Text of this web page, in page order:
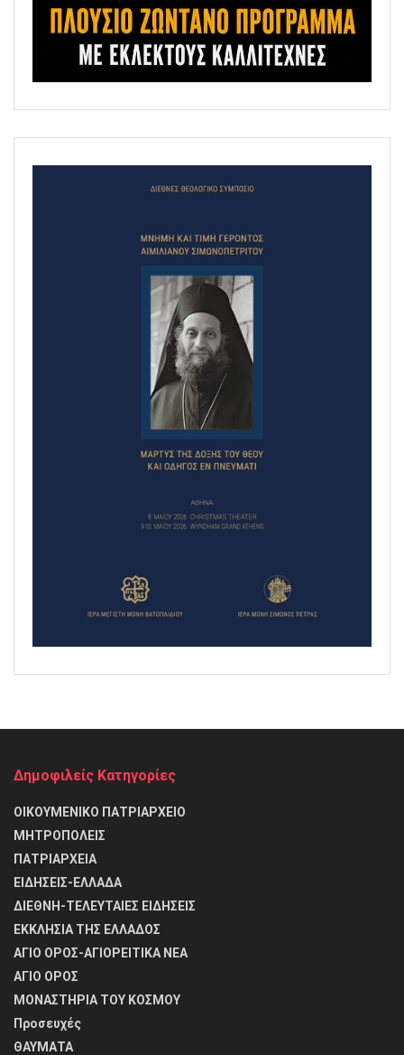
Δημοφιλείς Κατηγορίες
ΟΙΚΟΥΜΕΝΙΚΟ ΠΑΤΡΙΑΡΧΕΙΟ
ΜΗΤΡΟΠΟΛΕΙΣ
ΠΑΤΡΙΑΡΧΕΙΑ
ΕΙΔΗΣΕΙΣ-ΕΛΛΑΔΑ
ΔΙΕΘΝΗ-ΤΕΛΕΥΤΑΙΕΣ ΕΙΔΗΣΕΙΣ
ΕΚΚΛΗΣΙΑ ΤΗΣ ΕΛΛΑΔΟΣ
ΑΓΙΟ ΟΡΟΣ-ΑΓΙΟΡΕΙΤΙΚΑ ΝΕΑ
ΑΓΙΟ ΟΡΟΣ
ΜΟΝΑΣΤΗΡΙΑ ΤΟΥ ΚΟΣΜΟΥ
Προσευχές
ΘΑΥΜΑΤΑ